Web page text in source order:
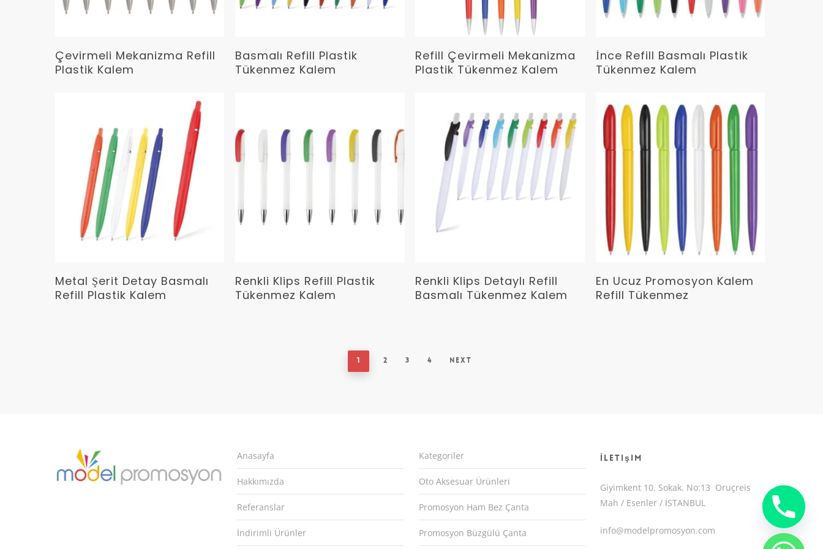
Devamını Oku
Çevirmeli Mekanizma Refill
Plastik Kalem
Devamını Oku
Basmalı Refill Plastik
Tükenmez Kalem
Devamını Oku
Refill Çevirmeli Mekanizma
Plastik Tükenmez Kalem
Devamını Oku
İnce Refill Basmalı Plastik
Tükenmez Kalem
Devamını Oku
Metal Şerit Detay Basmalı
Refill Plastik Kalem
Devamını Oku
Renkli Klips Refill Plastik
Tükenmez Kalem
Devamını Oku
Renkli Klips Detaylı Refill
Basmalı Tükenmez Kalem
Devamını Oku
En Ucuz Promosyon Kalem
Refill Tükenmez
1 2 3 4 Next
Anasayfa
Hakkımızda
Referanslar
İndirimli Ürünler
Kategoriler
Oto Aksesuar Ürünleri
Promosyon Ham Bez Çanta
Promosyon Büzgülü Çanta
İletişim
Giyimkent 10. Sokak. No:13 Oruçreis
Mah / Esenler / İSTANBUL
info@modelpromosyon.com